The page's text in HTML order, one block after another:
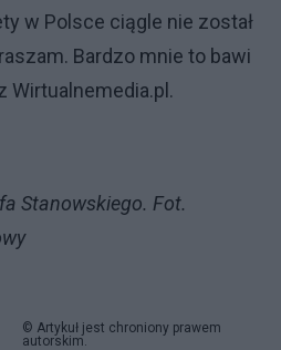
w Polsce ciągle nie został
Bardzo mnie to bawi
Wirtualnemedia.pl.
Stanowskiego. Fot.
© Artykuł jest chroniony prawem
autorskim.